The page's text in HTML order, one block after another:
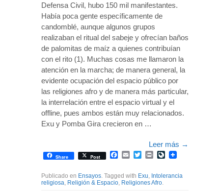
Defensa Civil, hubo 150 mil manifestantes.
Había poca gente específicamente de
candomblé, aunque algunos grupos
realizaban el ritual del sabeje y ofrecían baños
de palomitas de maíz a quienes contribuían
con el rito (1). Muchas cosas me llamaron la
atención en la marcha; de manera general, la
evidente ocupación del espacio público por
las religiones afro y de manera más particular,
la interrelación entre el espacio virtual y el
offline, pues ambos están muy relacionados.
Exu y Pomba Gira crecieron en …
Leer más →
Share Post Facebook
EmailTwitterPrintLiveJournal
Publicado en Ensayos. Tagged with Exu, Intolerancia
religiosa, Religión & Espacio, Religiones Afro.